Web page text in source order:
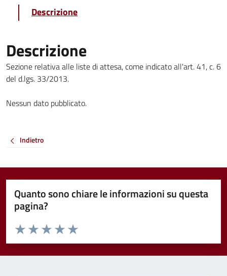
Descrizione
Descrizione
Sezione relativa alle liste di attesa, come indicato all'art. 41, c. 6
del d.lgs. 33/2013.
Nessun dato pubblicato.
Indietro
Quanto sono chiare le informazioni su questa
pagina?
Valuta da 1 a 5 stelle la pagina
Valuta 5 stelle su 5
Valuta 4 stelle su 5
Valuta 3 stelle su 5
Valuta 2 stelle su 5
Valuta 1 stelle su 5